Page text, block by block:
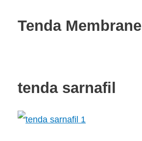
Tenda Membrane
tenda sarnafil